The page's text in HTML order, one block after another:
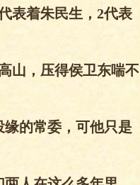
表着朱民生，2代表
山，压得侯卫东喘不
的常委，可他只是